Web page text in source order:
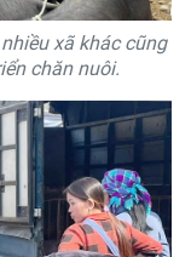
xã khác cũng
chăn nuôi.